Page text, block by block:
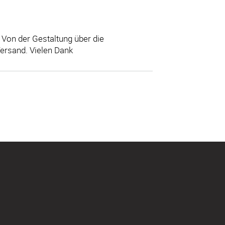
der Gestaltung über die
Vielen Dank